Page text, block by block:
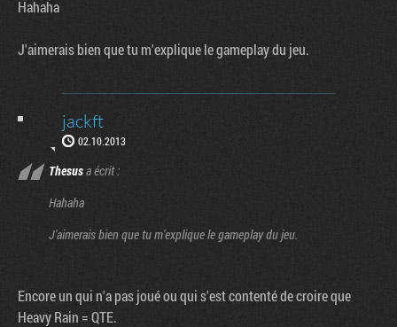
Hahaha
J'aimerais bien que tu m'explique le gameplay du jeu.
jackft
02.10.2013
Thesusa écrit :
Hahaha
J'aimerais bien que tu m'explique le gameplay du jeu.
Encore un qui n'a pas joué ou qui s'est contenté de croire que
Heavy Rain = QTE.